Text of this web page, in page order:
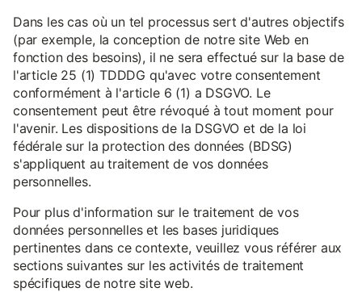
Dans les cas où un tel processus sert d'autres objectifs
(par exemple, la conception de notre site Web en
fonction des besoins), il ne sera effectué sur la base de
l'article 25 (1) TDDDG qu'avec votre consentement
conformément à l'article 6 (1) a DSGVO. Le
consentement peut être révoqué à tout moment pour
l'avenir. Les dispositions de la DSGVO et de la loi
fédérale sur la protection des données (BDSG)
s'appliquent au traitement de vos données
personnelles.
Pour plus d'information sur le traitement de vos
données personnelles et les bases juridiques
pertinentes dans ce contexte, veuillez vous référer aux
sections suivantes sur les activités de traitement
spécifiques de notre site web.